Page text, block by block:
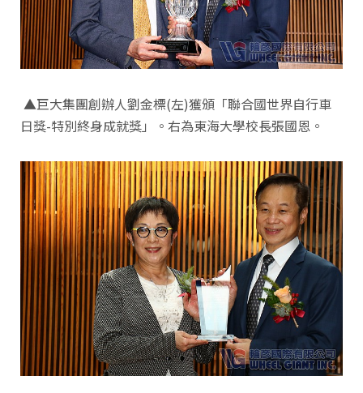
▲巨大集團創辦人劉金標(左)獲頒「聯合國世界自行車
日獎-特別終身成就獎」。右為東海大學校長張國恩。